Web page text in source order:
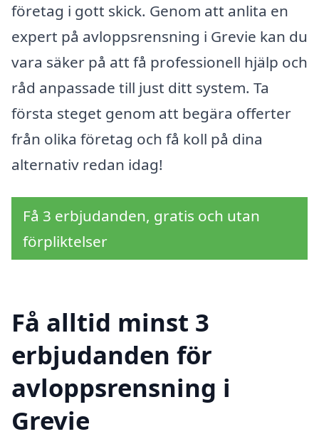
företag i gott skick. Genom att anlita en
expert på avloppsrensning i Grevie kan du
vara säker på att få professionell hjälp och
råd anpassade till just ditt system. Ta
första steget genom att begära offerter
från olika företag och få koll på dina
alternativ redan idag!
Få 3 erbjudanden, gratis och utan
förpliktelser
Få alltid minst 3
erbjudanden för
avloppsrensning i
Grevie